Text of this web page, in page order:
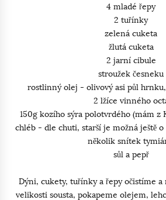
4 mladé řepy
2 tuřínky
zelená cuketa
žlutá cuketa
2 jarní cibule
stroužek česneku
rostlinný olej - olivový asi půl hrnku,
2 lžíce vinného
150g kozího sýra polotvrdého (mám z
chléb - dle chuti, starší je možná ještě o
několik snítek
sůl a pepř
Dýni, cukety, tuřínky a řepy očistíme a
velikosti sousta, pokapeme olejem,